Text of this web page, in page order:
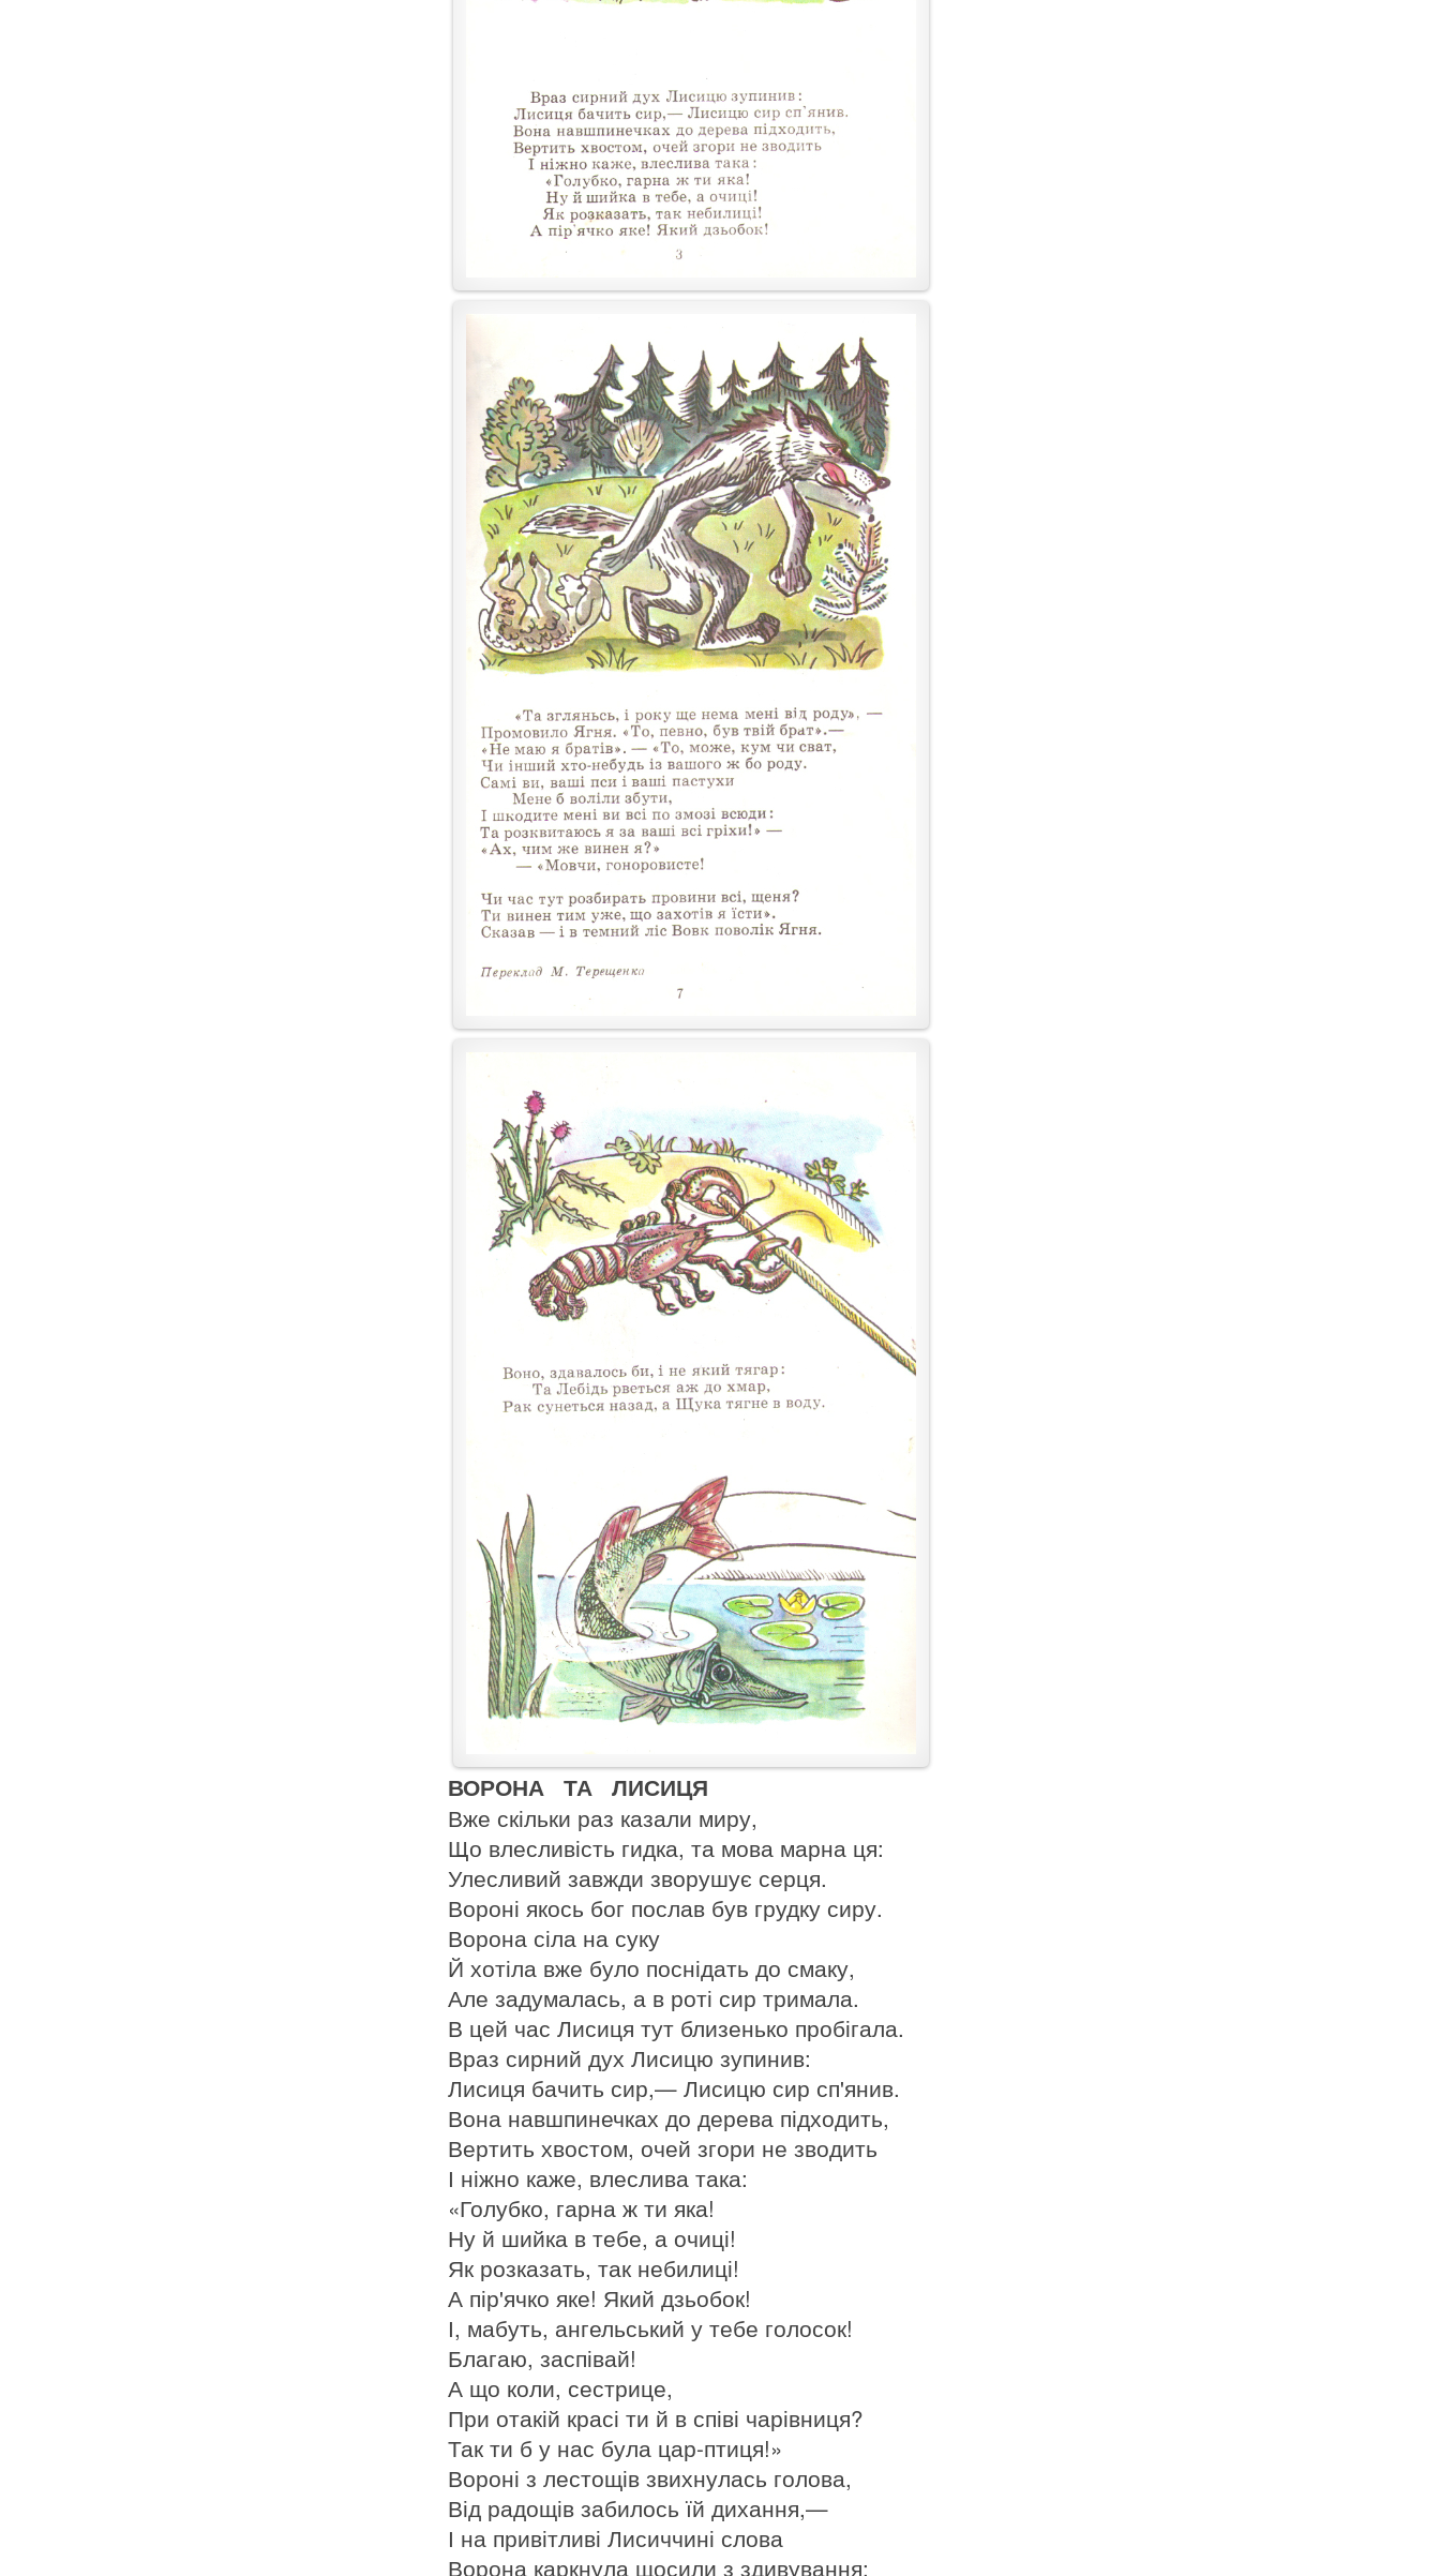
ВОРОНА ТА ЛИСИЦЯ
Вже скільки раз казали миру,
Що влесливість гидка, та мова марна ця:
Улесливий завжди зворушує серця.
Вороні якось бог послав був грудку сиру.
Ворона сіла на суку
Й хотіла вже було поснідать до смаку,
Але задумалась, а в роті сир тримала.
В цей час Лисиця тут близенько пробігала.
Враз сирний дух Лисицю зупинив:
Лисиця бачить сир,— Лисицю сир сп'янив.
Вона навшпинечках до дерева підходить,
Вертить хвостом, очей згори не зводить
І ніжно каже, влеслива така:
«Голубко, гарна ж ти яка!
Ну й шийка в тебе, а очиці!
Як розказать, так небилиці!
А пір'ячко яке! Який дзьобок!
І, мабуть, ангельський у тебе голосок!
Благаю, заспівай!
А що коли, сестрице,
При отакій красі ти й в співі чарівниця?
Так ти б у нас була цар-птиця!»
Вороні з лестощів звихнулась голова,
Від радощів забилось їй дихання,—
І на привітливі Лисиччині слова
Ворона каркнула щосили з здивування: